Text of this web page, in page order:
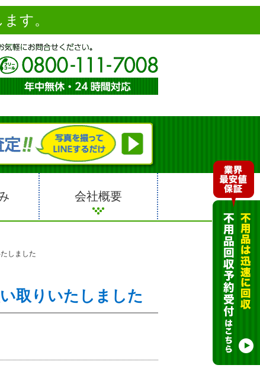
す。
会社概要
しました
取りいたしました